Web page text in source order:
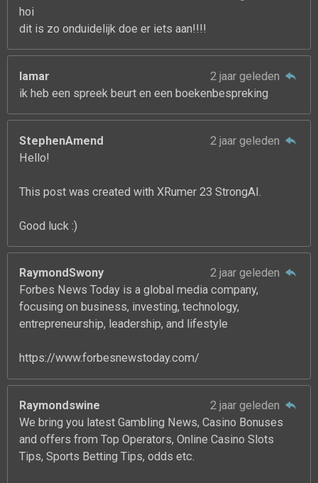
hoi
dit is zo onduidelijk doe er iets aan!!!!
lamar
2 jaar geleden
ik heb een spreek beurt en een boekenbespreking
StephenAmend
2 jaar geleden
Hello!
This post was created with XRumer 23 StrongAI.
Good luck :)
RaymondSwony
2 jaar geleden
Forbes News Today is a global media company,
focusing on business, investing, technology,
entrepreneurship, leadership, and lifestyle
https://www.forbesnewstoday.com/
Raymondswine
2 jaar geleden
We bring you latest Gambling News, Casino Bonuses
and offers from Top Operators, Online Casino Slots
Tips, Sports Betting Tips, odds etc.